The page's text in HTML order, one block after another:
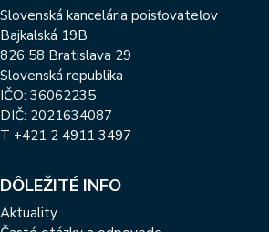
Slovenská kancelária poisťovateľov
Bajkalská 19B
826 58 Bratislava 29
Slovenská republika
IČO: 36062235
DIČ: 2021634087
T +421 2 4911 3497
DÔLEŽITÉ INFO
Aktuality